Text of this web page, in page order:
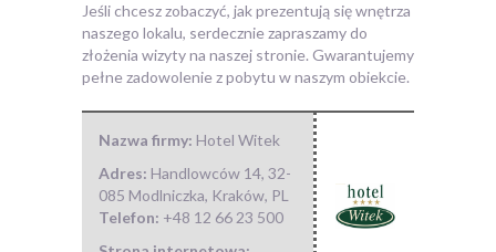
Jeśli chcesz zobaczyć, jak prezentują się wnętrza
naszego lokalu, serdecznie zapraszamy do
złożenia wizyty na naszej stronie. Gwarantujemy
pełne zadowolenie z pobytu w naszym obiekcie.
Nazwa firmy: Hotel Witek
Adres: Handlowców 14, 32-
085 Modlniczka, Kraków, PL
Telefon: +48 12 66 23 500